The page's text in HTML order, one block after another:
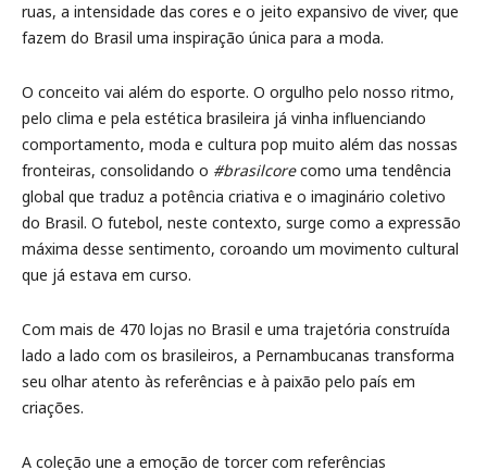
ruas, a intensidade das cores e o jeito expansivo de viver, que
fazem do Brasil uma inspiração única para a moda.
O conceito vai além do esporte. O orgulho pelo nosso ritmo,
pelo clima e pela estética brasileira já vinha influenciando
comportamento, moda e cultura pop muito além das nossas
fronteiras, consolidando o #brasilcorecomo uma tendência
global que traduz a potência criativa e o imaginário coletivo
do Brasil. O futebol, neste contexto, surge como a expressão
máxima desse sentimento, coroando um movimento cultural
que já estava em curso.
Com mais de 470 lojas no Brasil e uma trajetória construída
lado a lado com os brasileiros, a Pernambucanas transforma
seu olhar atento às referências e à paixão pelo país em
criações.
A coleção une a emoção de torcer com referências